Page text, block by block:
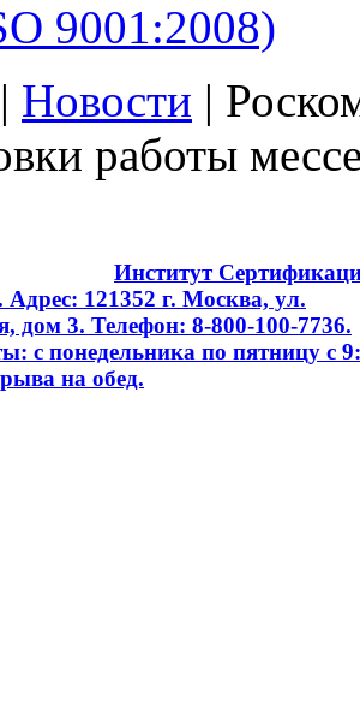
9001:2008)
| Новости |
работы
Институт
121352 г. Москва, ул.
дом 3. Телефон: 8-800-100-7736.
с понедельника по пятницу с
на обед.